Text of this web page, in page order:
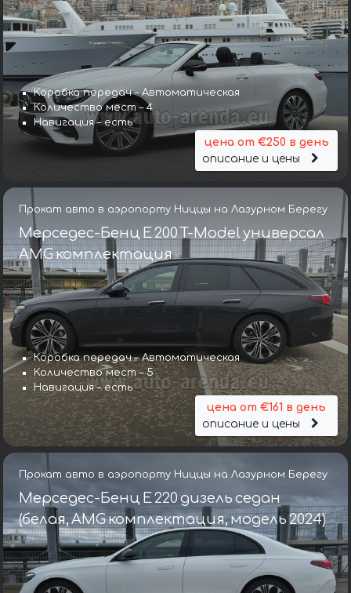
Коробка передач – Автоматическая
Количество мест – 4
Навигация – есть
цена от €250 в день
описание и цены
Прокат авто в аэропорту Ниццы на Лазурном Берегу
Мерседес-Бенц E 200 T-Model универсал
AMG комплектация
Коробка передач – Автоматическая
Количество мест – 5
Навигация – есть
цена от €161 в день
описание и цены
Прокат авто в аэропорту Ниццы на Лазурном Берегу
Мерседес-Бенц E 220 дизель седан
(белая, AMG комплектация, модель 2024)